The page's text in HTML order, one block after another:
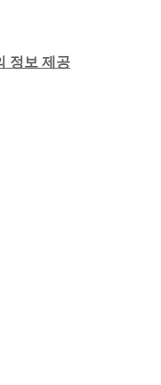
정보 제공